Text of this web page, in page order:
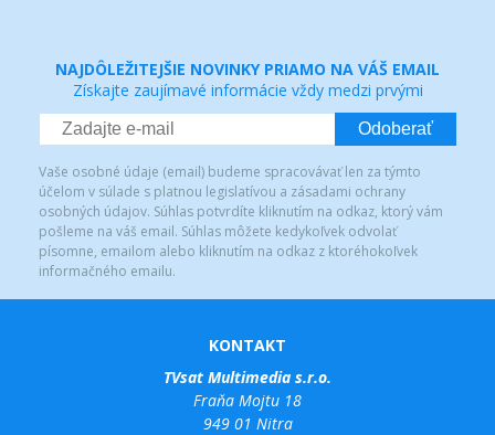
NAJDÔLEŽITEJŠIE NOVINKY PRIAMO NA VÁŠ EMAIL
Získajte zaujímavé informácie vždy medzi prvými
Odoberať
Vaše osobné údaje (email) budeme spracovávať len za týmto
účelom v súlade s platnou legislatívou a zásadami ochrany
osobných údajov. Súhlas potvrdíte kliknutím na odkaz, ktorý vám
pošleme na váš email. Súhlas môžete kedykoľvek odvolať
písomne, emailom alebo kliknutím na odkaz z ktoréhokoľvek
informačného emailu.
KONTAKT
TVsat Multimedia s.r.o.
Fraňa Mojtu 18
949 01 Nitra